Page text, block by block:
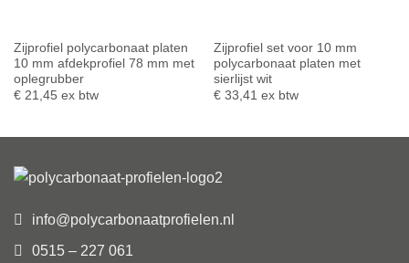
Zijprofiel polycarbonaat platen
10 mm afdekprofiel 78 mm met
oplegrubber
€21,45 ex btw
Zijprofiel set voor 10 mm
polycarbonaat platen met
sierlijst wit
€33,41 ex btw
info@polycarbonaatprofielen.nl
0515 – 227 061